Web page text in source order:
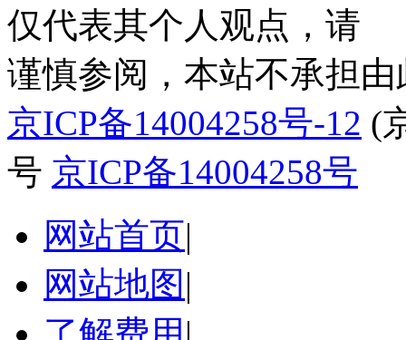
仅代表其个人观点，请
谨慎参阅，本站不承担
京ICP备14004258号-12 (
号 京ICP备14004258号
网站首页|
网站地图 |